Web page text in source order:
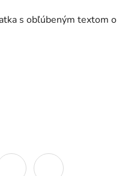
s obľúbeným textom o